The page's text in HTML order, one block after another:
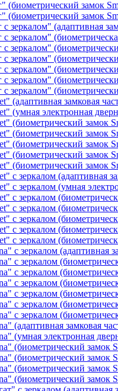
(биометрический замок
(биометрический замок
зеркалом" (адаптивная
зеркалом"
с зеркалом"
с зеркалом"
с зеркалом"
с зеркалом"
с зеркалом"
(адаптивная замковая
(умная электронная
(биометрический замок
(биометрический замок
(биометрический замок
(биометрический замок
(биометрический замок
с зеркалом (адаптивная
с зеркалом (умная
с зеркалом
с зеркалом
с зеркалом
с зеркалом
с зеркалом
с зеркалом (адаптивная
с зеркалом
с зеркалом
с зеркалом
с зеркалом
с зеркалом
с зеркалом
(адаптивная замковая
(умная электронная
(биометрический замок
(биометрический замок
(биометрический замок
(биометрический замок